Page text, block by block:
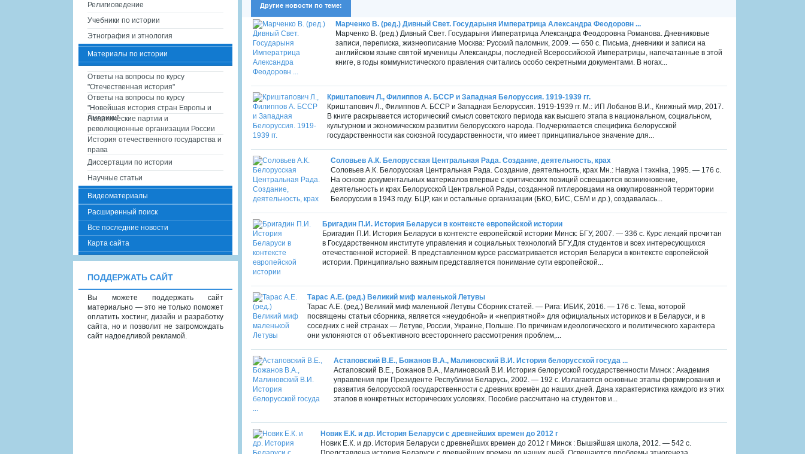
Другие новости по теме:
Марченко В. (ред.) Дивный Свет. Государыня Императрица Александра Феодоровн ...
Марченко В. (ред.) Дивный Свет. Государыня Императрица Александра Феодоровна Романова. Дневниковые
записи, переписка, жизнеописание Москва: Русский паломник, 2009. — 650 с. Письма, дневники и записи на
английском языке святой мученицы Александры, последней Всероссийской Императрицы, напечатанные в этой
книге, в годы коммунистического правления считались особо секретными документами. В ногах...
Криштапович Л., Филиппов А. БССР и Западная Белоруссия. 1919-1939 гг.
Криштапович Л., Филиппов А. БССР и Западная Белоруссия. 1919-1939 гг. М.: ИП Лобанов В.И., Книжный мир, 2017.
В книге раскрывается исторический смысл советского периода как высшего этапа в национальном, социальном,
культурном и экономическом развитии белорусского народа. Подчеркивается специфика белорусской
государственности как союзной государственности, что имеет принципиальное значение для...
Соловьев А.К. Белорусская Центральная Рада. Создание, деятельность, крах
Соловьев А.К. Белорусская Центральная Рада. Создание, деятельность, крах Мн.: Навука i тэхніка, 1995. — 176 с.
На основе документальных материалов впервые с критических позиций освещаются возникновение,
деятельность и крах Белорусской Центральной Рады, созданной гитлеровцами на оккупированной территории
Белоруссии в 1943 году. БЦР, как и остальные организации (БКО, БИС, СБМ и др.), создавалась...
Бригадин П.И. История Беларуси в контексте европейской истории
Бригадин П.И. История Беларуси в контексте европейской истории Минск: БГУ, 2007. — 336 с. Курс лекций прочитан
в Государственном институте управления и социальных технологий БГУ.Для студентов и всех интересующихся
отечественной историей. В представленном курсе рассматривается история Беларуси в контексте европейской
истории. Принципиально важным представляется понимание сути европейской...
Тарас А.Е. (ред.) Великий миф маленькой Летувы
Тарас А.Е. (ред.) Великий миф маленькой Летувы Сборник статей. — Рига: ИБИК, 2016. — 176 с. Тема, которой
посвящены статьи сборника, является «неудобной» и «неприятной» для официальных историков и в Беларуси, и в
соседних с ней странах — Летуве, России, Украине, Польше. По причинам идеологического и политического характера
они уклоняются от объективного всестороннего рассмотрения проблем,...
Астаповский В.Е., Божанов В.А., Малиновский В.И. История белорусской госуда ...
Астаповский В.Е., Божанов В.А., Малиновский В.И. История белорусской государственности Минск : Академия
управления при Президенте Республики Беларусь, 2002. — 192 с. Излагаются основные этапы формирования и
развития белорусской государственности с древних времён до наших дней. Дана характеристика каждого из этих
этапов в конкретных исторических условиях. Пособие рассчитано на студентов и...
Новик Е.К. и др. История Беларуси с древнейших времен до 2012 г
Новик Е.К. и др. История Беларуси с древнейших времен до 2012 г Минск : Вышэйшая школа, 2012. — 542 с.
Религиоведение
Учебники по истории
Этнография и этнология
Материалы по истории
Ответы на вопросы по курсу
"Отечественная история"
Ответы на вопросы по курсу
"Новейшая история стран Европы и
Америки"
Политические партии и
революционные организации России
История отечественного государства и
права
Диссертации по истории
Научные статьи
Видеоматериалы
Расширенный поиск
Все последние новости
Карта сайта
ПОДДЕРЖАТЬ САЙТ
Вы можете поддержать сайт
материально — это не только поможет
оплатить хостинг, дизайн и разработку
сайта, но и позволит не загромождать
сайт надоедливой рекламой.